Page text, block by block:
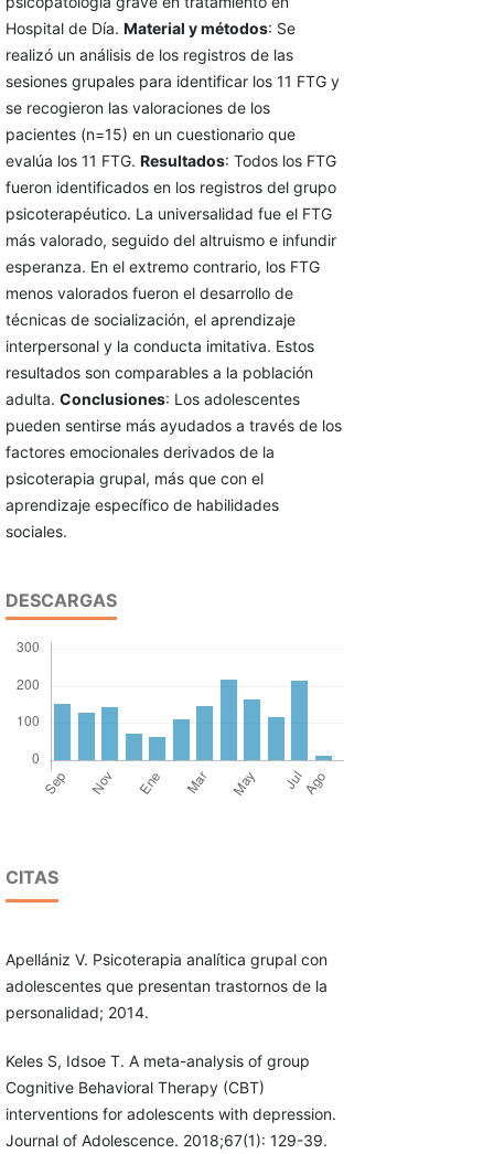
Hospital de Día. Material y métodos: Se
realizó un análisis de los registros de las
sesiones grupales para identificar los 11 FTG y
se recogieron las valoraciones de los
pacientes (n=15) en un cuestionario que
evalúa los 11 FTG. Resultados: Todos los FTG
fueron identificados en los registros del grupo
psicoterapéutico. La universalidad fue el FTG
más valorado, seguido del altruismo e infundir
esperanza. En el extremo contrario, los FTG
menos valorados fueron el desarrollo de
técnicas de socialización, el aprendizaje
interpersonal y la conducta imitativa. Estos
resultados son comparables a la población
adulta. Conclusiones: Los adolescentes
pueden sentirse más ayudados a través de los
factores emocionales derivados de la
psicoterapia grupal, más que con el
aprendizaje específico de habilidades
sociales.
DESCARGAS
CITAS
Apellániz V. Psicoterapia analítica grupal con
adolescentes que presentan trastornos de la
personalidad; 2014.
Keles S, Idsoe T. A meta-analysis of group
Cognitive Behavioral Therapy (CBT)
interventions for adolescents with depression.
Journal of Adolescence. 2018;67(1): 129-39.